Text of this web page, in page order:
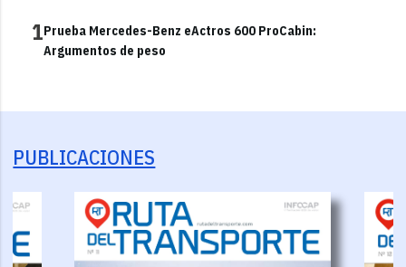
1Prueba Mercedes-Benz eActros 600 ProCabin:
Argumentos de peso
PUBLICACIONES